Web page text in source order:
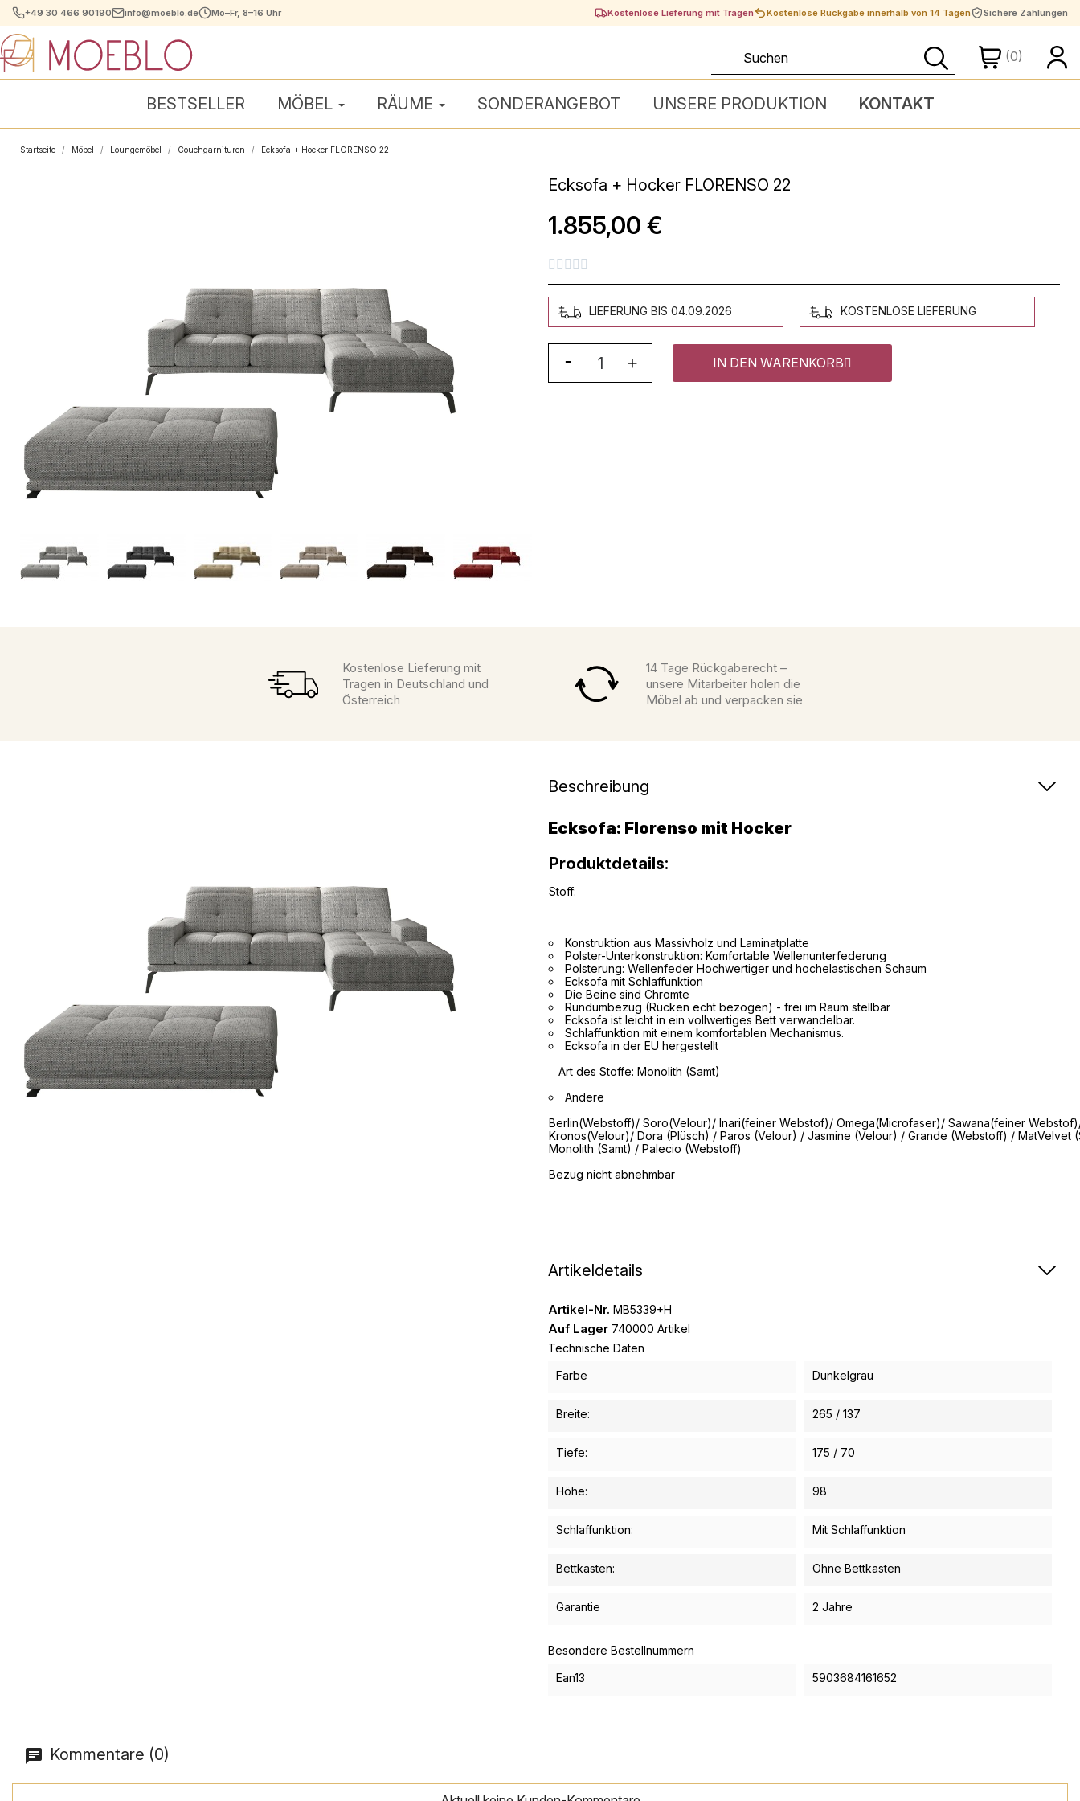
+49 30 466 90190 info@moeblo.de Mo–Fr, 8–16 Uhr Kostenlose Lieferung mit Tragen Kostenlose Rückgabe innerhalb von 14 Tagen Sichere Zahlungen
(0)
BESTSELLER MÖBEL RÄUME SONDERANGEBOT UNSERE PRODUKTION KONTAKT
Startseite Möbel Loungemöbel Couchgarnituren Ecksofa + Hocker FLORENSO 22
Ecksofa + Hocker FLORENSO 22
1.855,00 €
    
LIEFERUNG BIS 04.09.2026 KOSTENLOSE LIEFERUNG
IN DEN WARENKORB
Kostenlose Lieferung mit
Tragen in Deutschland und
Österreich
14 Tage Rückgaberecht –
unsere Mitarbeiter holen die
Möbel ab und verpacken sie
Beschreibung
Ecksofa: Florenso mit Hocker
Produktdetails:
Stoff:
Konstruktion aus Massivholz und Laminatplatte
Polster-Unterkonstruktion: Komfortable Wellenunterfederung
Polsterung: Wellenfeder Hochwertiger und hochelastischen Schaum
Ecksofa mit Schlaffunktion
Die Beine sind Chromte
Rundumbezug (Rücken echt bezogen) - frei im Raum stellbar
Ecksofa ist leicht in ein vollwertiges Bett verwandelbar.
Schlaffunktion mit einem komfortablen Mechanismus.
Ecksofa in der EU hergestellt
Art des Stoffe: Monolith (Samt)
Andere
Berlin(Webstoff)/ Soro(Velour)/ Inari(feiner Webstof)/ Omega(Microfaser)/ Sawana(feiner
Kronos(Velour)/ Dora (Plüsch) / Paros (Velour) / Jasmine (Velour) / Grande (Webstoff) / MatVelvet
Monolith (Samt) / Palecio (Webstoff)
Bezug nicht abnehmbar
Artikeldetails
Artikel-Nr. MB5339+H
Auf Lager 740000 Artikel
Technische Daten
Farbe
Dunkelgrau
Breite: 265 / 137
Tiefe: 175 / 70
Höhe: 98
Schlaffunktion: Mit Schlaffunktion
Bettkasten: Ohne Bettkasten
Garantie 2 Jahre
Besondere Bestellnummern
Ean13
5903684161652
Kommentare (0)